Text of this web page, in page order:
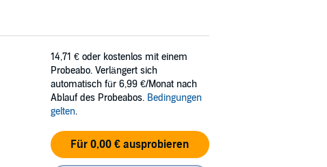
14,71 € oder kostenlos mit einem
Probeabo. Verlängert sich
automatisch für 6,99 €/Monat nach
Ablauf des Probeabos. Bedingungen
gelten.
Für 0,00 € ausprobieren